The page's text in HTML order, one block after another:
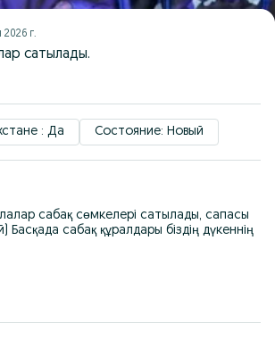
2026 г.
сатылады.
: Да Состояние: Новый
сабақ сөмкелері сатылады, сапасы
Басқада сабақ құралдары біздің дүкеннің